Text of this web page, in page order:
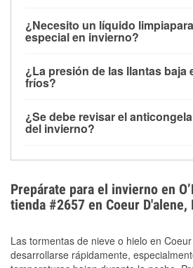
debajo de los 32 °F y puede
su potencia de arranque cerca de
arranque.
¿Necesito un líquido
especial en invierno?
la congelación y ayuda a disolver
derretida en la carretera para
¿La presión de las llantas baja
fríos?
alrededor de 1 PSI por cada 10
temperatura. Puedes obtener
¿Se debe revisar el
del invierno?
el sobrecalentamiento en
extremo. Aprende cómo
anticongelante en nuestra sección
Prepárate para el invierno en
tienda #2657 en Coeur D'alene,
Las tormentas de nieve o hielo en
desarrollarse rápidamente,